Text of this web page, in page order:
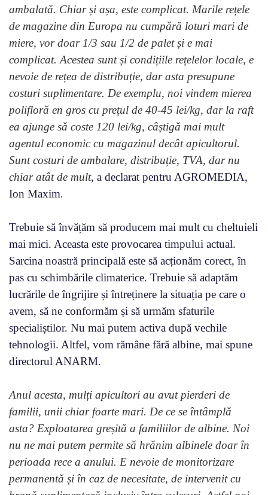
ambalată. Chiar și așa, este complicat. Marile rețele
de magazine din Europa nu cumpără loturi mari de
miere, vor doar 1/3 sau 1/2 de palet și e mai
complicat. Acestea sunt și condițiile rețelelor locale, e
nevoie de rețea de distribuție, dar asta presupune
costuri suplimentare. De exemplu, noi vindem mierea
polifloră en gros cu prețul de 40-45 lei/kg, dar la raft
ea ajunge să coste 120 lei/kg, câștigă mai mult
agentul economic cu magazinul decât apicultorul.
Sunt costuri de ambalare, distribuție, TVA, dar nu
chiar atât de mult, a declarat pentru AGROMEDIA,
Ion Maxim.
Trebuie să învățăm să producem mai mult cu cheltuieli
mai mici. Aceasta este provocarea timpului actual.
Sarcina noastră principală este să acționăm corect, în
pas cu schimbările climaterice. Trebuie să adaptăm
lucrările de îngrijire și întreținere la situația pe care o
avem, să ne conformăm și să urmăm sfaturile
specialiștilor. Nu mai putem activa după vechile
tehnologii. Altfel, vom rămâne fără albine, mai spune
directorul ANARM.
Anul acesta, mulți apicultori au avut pierderi de
familii, unii chiar foarte mari. De ce se întâmplă
asta? Exploatarea greșită a familiilor de albine. Noi
nu ne mai putem permite să hrănim albinele doar în
perioada rece a anului. E nevoie de monitorizare
permanentă și în caz de necesitate, de intervenit cu